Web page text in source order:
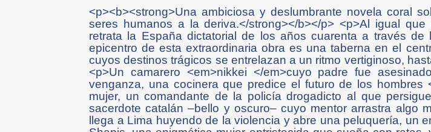
<p><b><strong>Una ambiciosa y deslumbrante novela coral
seres humanos a la deriva.</strong></b></p> <p>Al igual
retrata la España dictatorial de los años cuarenta a través
epicentro de esta extraordinaria obra es una taberna en el
cuyos destinos trágicos se entrelazan a un ritmo vertiginoso,
<p>Un camarero <em>nikkei </em>cuyo padre fue
venganza, una cocinera que predice el futuro de los
mujer, un comandante de la policía drogadicto al que
sacerdote catalán –bello y oscuro– cuyo mentor arrastra algo
llega a Lima huyendo de la violencia y abre una peluquería, un